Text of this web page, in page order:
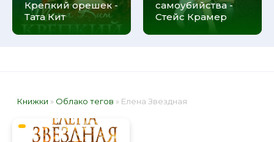
Крепкий орешек -
Тата Кит
самоубийства -
Стейс Крамер
Книжки » Облако тегов » Елена Звездная